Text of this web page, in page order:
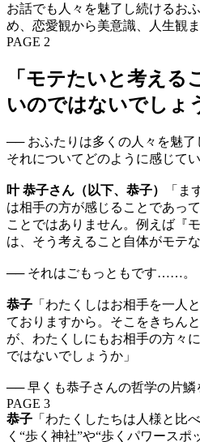
お話でも人々を魅了し続けるお
め、恋愛観から美意識、人生観
PAGE 2
「モテたいと考える
いのではないでしょ
── おふたりは多くの人々を魅了
それについてどのように感じて
叶 恭子さん（以下、恭子）
「ま
は相手の方が感じることであっ
ことではありません。例えば『
は、そう考えること自体がモテ
── それはごもっともです……。
恭子 「わたくしはお相手を一人
ておりますから。そこをきちん
が、わたくしにもお相手の方々
ではないでしょうか」
── 早くも恭子さんの哲学の片鱗
PAGE 3
恭子 「わたくしたちは人様と比
く“歩く神社”や“歩くパワースポ